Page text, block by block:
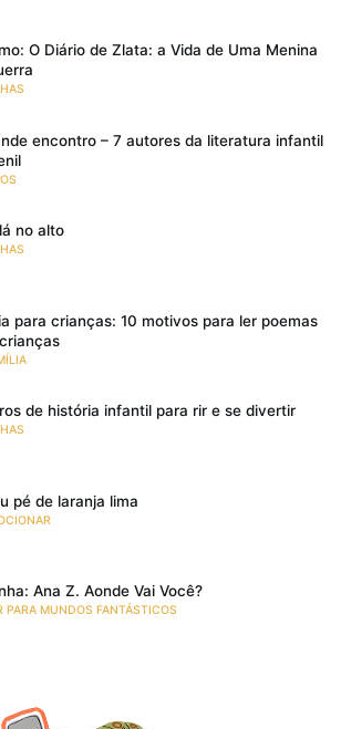
O Diário de Zlata: a Vida de Uma Menina
encontro – 7 autores da literatura infantil
no alto
para crianças: 10 motivos para ler poemas
de história infantil para rir e se divertir
pé de laranja lima
Ana Z. Aonde Vai Você?
PARA MUNDOS FANTÁSTICOS